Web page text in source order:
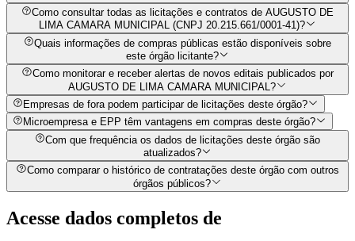
Como consultar todas as licitações e contratos de AUGUSTO DE
LIMA CAMARA MUNICIPAL (CNPJ 20.215.661/0001-41)?
Quais informações de compras públicas estão disponíveis sobre
este órgão licitante?
Como monitorar e receber alertas de novos editais publicados por
AUGUSTO DE LIMA CAMARA MUNICIPAL?
Empresas de fora podem participar de licitações deste órgão?
Microempresa e EPP têm vantagens em compras deste órgão?
Com que frequência os dados de licitações deste órgão são
atualizados?
Como comparar o histórico de contratações deste órgão com outros
órgãos públicos?
Acesse dados completos de